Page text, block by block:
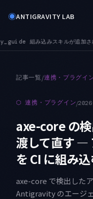
◉ANTIGRAVITY LAB
2.0・CLI・IDE・SDK のリフ
記事一覧/連携・プラグイ
⬡ 連携・プラグイン/
axe-core の
渡して直す —
を CI に組み
axe-core で検出した
Antigravity のエージ